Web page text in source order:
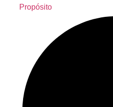
Propósito